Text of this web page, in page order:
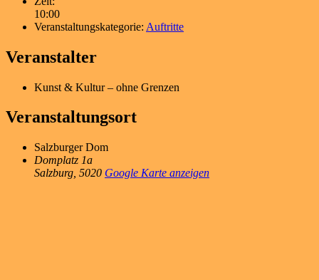
10:00
Veranstaltungskategorie: Auftritte
Veranstalter
Kunst & Kultur – ohne Grenzen
Veranstaltungsort
Salzburger Dom
Domplatz 1a
Salzburg 5020 Google Karte anzeigen